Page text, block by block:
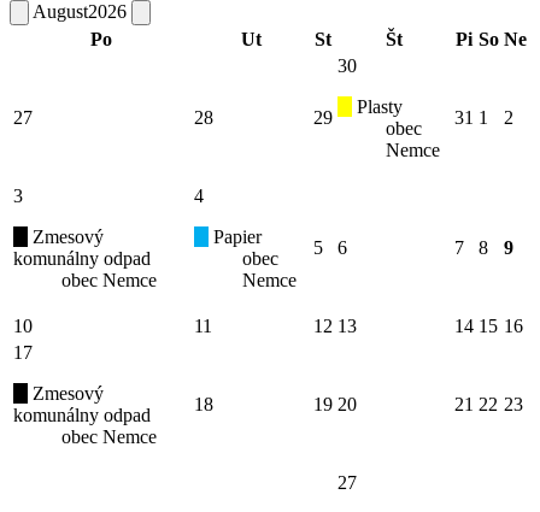
August2026
Po
Ut St Št Pi So Ne
27 28 29
30
Plasty
obec
Nemce
31 1 2
3
Zmesový
komunálny odpad
obec Nemce
4
Papier
obec
Nemce
5 6 7 8 9
10 11 12 13 14 15 16
17
Zmesový
komunálny odpad
obec Nemce
18 19 20 21 22 23
27